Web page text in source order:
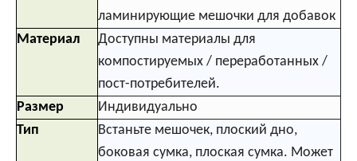
ламинирующие мешочки для добавок
Материал
Доступны материалы для
компостируемых / переработанных /
пост-потребителей.
Размер
Индивидуально
Тип
Встаньте мешочек, плоский дно,
боковая сумка, плоская сумка. Может